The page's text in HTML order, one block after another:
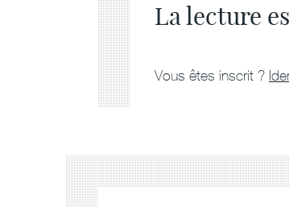
La lecture
Vous êtes inscrit ?